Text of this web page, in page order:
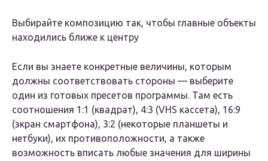
Выбирайте композицию так, чтобы главные объекты
находились ближе к центру
Если вы знаете конкретные величины, которым
должны соответствовать стороны — выберите
один из готовых пресетов программы. Там есть
соотношения 1:1 (квадрат), 4:3 (VHS кассета), 16:9
(экран смартфона), 3:2 (некоторые планшеты и
нетбуки), их противоположности, а также
возможность вписать любые значения для ширины